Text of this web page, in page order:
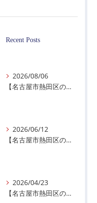
Recent Posts
2026/08/06
【名古屋市熱田区の警備会社】夏季休業のお知らせ
2026/06/12
【名古屋市熱田区の警備会社】暑熱順化で熱中症対策を！
2026/04/23
【名古屋市熱田区の警備会社】GWの面接状況について！